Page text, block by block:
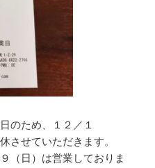
のため、１２／１
させていただきます。
（日）は営業しておりま